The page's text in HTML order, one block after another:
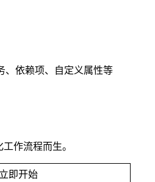
、依赖项、自定义属性等
作流程而生。
立即开始